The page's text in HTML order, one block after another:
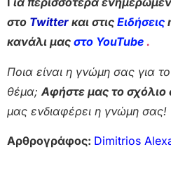
στο Twitter και στις Ειδήσεις
κανάλι μας στο YouTube .
Ποια είναι η γνώμη σας για
θέμα; Αφήστε μας το
μας ενδιαφέρει η γνώμη σας!
Αρθρογράφος: Dimitrios